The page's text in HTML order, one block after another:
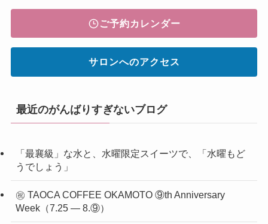
ご予約カレンダー
サロンへのアクセス
最近のがんばりすぎないブログ
「最襄級」な水と、水曜限定スイーツで、「水曜もど
うでしょう」
㊗ TAOCA COFFEE OKAMOTO ⑨th Anniversary
Week（7.25 ― 8.⑨）